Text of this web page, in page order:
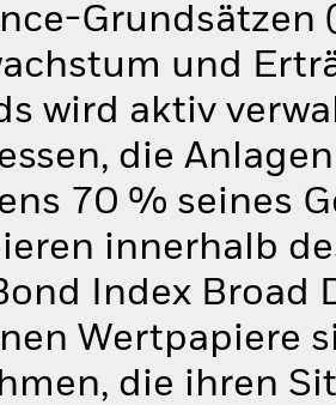
Grundsätzen
und
wird aktiv
die
70 % seines
innerhalb
Index Broad
Wertpapiere
die ihren